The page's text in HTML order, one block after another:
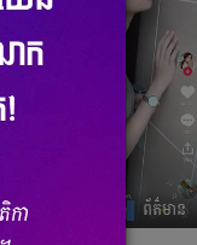
ព័ត៌មាន